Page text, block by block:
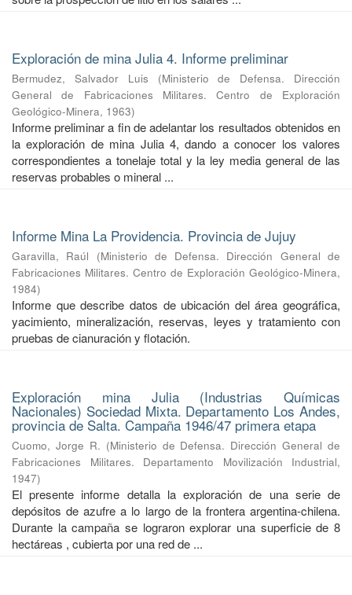
Exploración de mina Julia 4. Informe preliminar
Bermudez, Salvador Luis (Ministerio de Defensa. Dirección
General de Fabricaciones Militares. Centro de Exploración
Geológico-Minera, 1963)
Informe preliminar a fin de adelantar los resultados obtenidos en
la exploración de mina Julia 4, dando a conocer los valores
correspondientes a tonelaje total y la ley media general de las
reservas probables o mineral ...
Informe Mina La Providencia. Provincia de Jujuy
Garavilla, Raúl (Ministerio de Defensa. Dirección General de
Fabricaciones Militares. Centro de Exploración Geológico-Minera,
1984)
Informe que describe datos de ubicación del área geográfica,
yacimiento, mineralización, reservas, leyes y tratamiento con
pruebas de cianuración y flotación.
Exploración mina Julia (Industrias Químicas
Nacionales) Sociedad Mixta. Departamento Los Andes,
provincia de Salta. Campaña 1946/47 primera etapa
Cuomo, Jorge R. (Ministerio de Defensa. Dirección General de
Fabricaciones Militares. Departamento Movilización Industrial,
1947)
El presente informe detalla la exploración de una serie de
depósitos de azufre a lo largo de la frontera argentina-chilena.
Durante la campaña se lograron explorar una superficie de 8
hectáreas , cubierta por una red de ...